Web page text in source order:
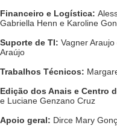
Financeiro e Logística:
Gabriella Henn e Karoline
Suporte de TI: Vagner
Araújo
Trabalhos Técnicos:
Edição dos Anais e Centro
e Luciane Genzano Cruz
Apoio geral: Dirce Mary